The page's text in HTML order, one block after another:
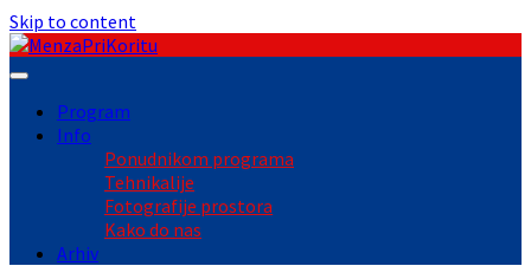
Skip to content
Program
Info
Ponudnikom programa
Tehnikalije
Fotografije prostora
Kako do nas
Arhiv